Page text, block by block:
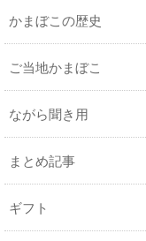
かまぼこの歴史
ご当地かまぼこ
ながら聞き用
まとめ記事
ギフト